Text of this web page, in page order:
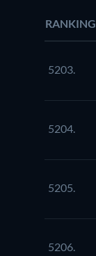
RANKING
5203.
5204.
5205.
5206.